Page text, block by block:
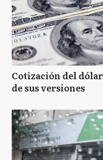
Cotización del
de sus versiones